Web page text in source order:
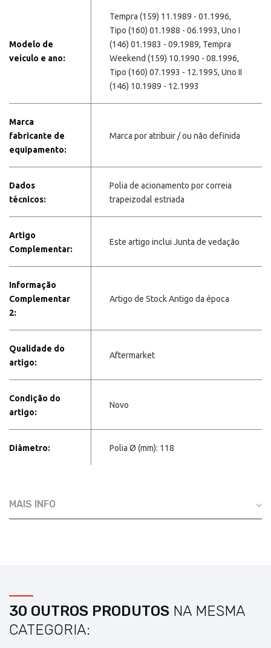
Modelo de
veículo e ano:
Tempra (159) 11.1989 - 01.1996,
Tipo (160) 01.1988 - 06.1993, Uno I
(146) 01.1983 - 09.1989, Tempra
Weekend (159) 10.1990 - 08.1996,
Tipo (160) 07.1993 - 12.1995, Uno II
(146) 10.1989 - 12.1993
Marca
fabricante de
equipamento:
Marca por atribuir / ou não definida
Dados
técnicos:
Polia de acionamento por correia
trapeizodal estriada
Artigo
Complementar:
Este artigo inclui Junta de vedação
Informação
Complementar
2:
Artigo de Stock Antigo da época
Qualidade do
artigo:
Aftermarket
Condição do
artigo:
Novo
Diâmetro: Polia Ø (mm): 118
MAIS INFO
30 OUTROS PRODUTOS NA MESMA
CATEGORIA: